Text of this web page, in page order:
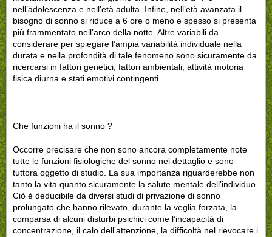
nell’adolescenza e nell’età adulta. Infine, nell’età avanzata il
bisogno di sonno si riduce a 6 ore o meno e spesso si presenta
più frammentato nell’arco della notte. Altre variabili da
considerare per spiegare l’ampia variabilità individuale nella
durata e nella profondità di tale fenomeno sono sicuramente da
ricercarsi in fattori genetici, fattori ambientali, attività motoria
fisica diurna e stati emotivi contingenti.
Che funzioni ha il sonno ?
Occorre precisare che non sono ancora completamente note
tutte le funzioni fisiologiche del sonno nel dettaglio e sono
tuttora oggetto di studio. La sua importanza riguarderebbe non
tanto la vita quanto sicuramente la salute mentale dell’individuo.
Ciò è deducibile da diversi studi di privazione di sonno
prolungato che hanno rilevato, durante la veglia forzata, la
comparsa di alcuni disturbi psichici come l’incapacità di
concentrazione, il calo dell’attenzione, la difficoltà nel rievocare i